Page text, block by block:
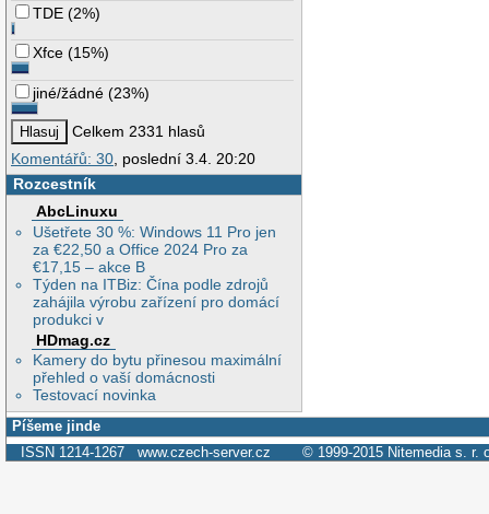
TDE (2%)
Xfce (15%)
jiné/žádné (23%)
Celkem 2331 hlasů
Komentářů: 30, poslední 3.4. 20:20
Rozcestník
AbcLinuxu
Ušetřete 30 %: Windows 11 Pro jen
za €22,50 a Office 2024 Pro za
€17,15 – akce B
Týden na ITBiz: Čína podle zdrojů
zahájila výrobu zařízení pro domácí
produkci v
HDmag.cz
Kamery do bytu přinesou maximální
přehled o vaší domácnosti
Testovací novinka
Píšeme jinde
ISSN 1214-1267 www.czech-server.cz © 1999-2015 Nitemedia s. r.